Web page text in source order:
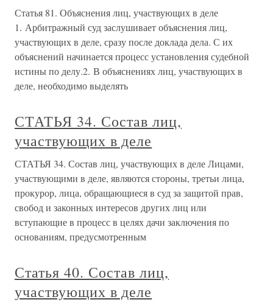
Статья 81. Объяснения лиц, участвующих в деле
1. Арбитражный суд заслушивает объяснения лиц,
участвующих в деле, сразу после доклада дела. С их
объяснений начинается процесс установления судебной
истины по делу.2. В объяснениях лиц, участвующих в
деле, необходимо выделять
СТАТЬЯ 34. Состав лиц,
участвующих в деле
СТАТЬЯ 34. Состав лиц, участвующих в деле Лицами,
участвующими в деле, являются стороны, третьи лица,
прокурор, лица, обращающиеся в суд за защитой прав,
свобод и законных интересов других лиц или
вступающие в процесс в целях дачи заключения по
основаниям, предусмотренным
Статья 40. Состав лиц,
участвующих в деле